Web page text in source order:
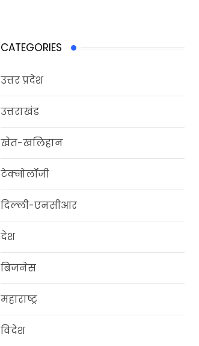
CATEGORIES
उत्तर प्रदेश
उत्तराखंड
खेत-खलिहान
टेक्नोलॉजी
दिल्‍ली-एनसीआर
देश
बिजनेस
महाराष्ट्र
विदेश